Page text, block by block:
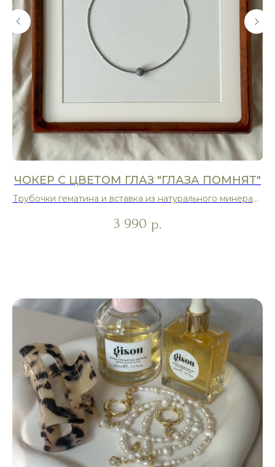
ЧОКЕР С ЦВЕТОМ ГЛАЗ "ГЛАЗА ПОМНЯТ"
Трубочки гематина и вставка из натурального минерала
3 990 р.